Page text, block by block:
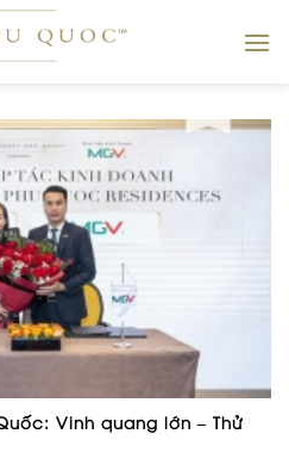
Vinh quang lớn – Thử